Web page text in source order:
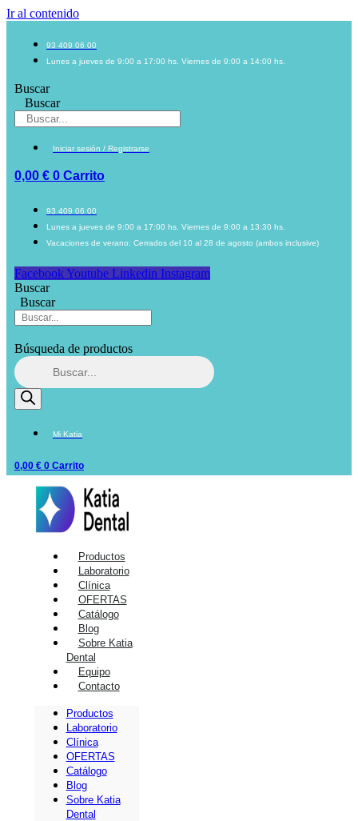
Ir al contenido
93 409 06 00
Lunes a jueves de 9:00 a 17:00 hs. Viernes de 9:00 a 14:00 hs.
Buscar
Buscar
Iniciar sesión / Registrarse
0,00 € 0 Carrito
93 409 06 00
Lunes a jueves de 9:00 a 17:00 hs. Viernes de 9:00 a 13:30 hs.
Vacaciones de verano: Cerrados del 10 al 28 de agosto (ambos inclusive)
Facebook Youtube Linkedin Instagram
Buscar
Buscar
Búsqueda de productos
Mi Katia
0,00 € 0 Carrito
Productos
Laboratorio
Clínica
OFERTAS
Catálogo
Blog
Sobre Katia
Dental
Equipo
Contacto
Productos
Laboratorio
Clínica
OFERTAS
Catálogo
Blog
Sobre Katia
Dental